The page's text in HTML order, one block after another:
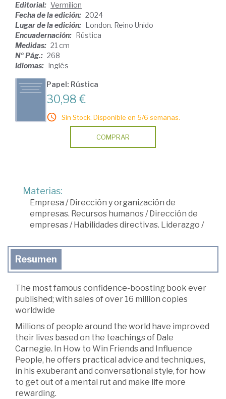
Editorial: Vermilion
Fecha de la edición: 2024
Lugar de la edición: London. Reino Unido
Encuadernación: Rústica
Medidas: 21 cm
Nº Pág.: 268
Idiomas: Inglés
Papel: Rústica
30,98 €
Sin Stock. Disponible en 5/6 semanas.
COMPRAR
Materias:
Empresa /Dirección y organización de
empresas. Recursos humanos/Dirección de
empresas/Habilidades directivas. Liderazgo /
Resumen
The most famous confidence-boosting book ever
published; with sales of over 16 million copies
worldwide
Millions of people around the world have improved
their lives based on the teachings of Dale
Carnegie. In How to Win Friends and Influence
People, he offers practical advice and techniques,
in his exuberant and conversational style, for how
to get out of a mental rut and make life more
rewarding.